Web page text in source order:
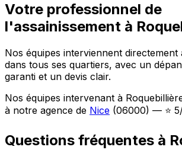
Votre professionnel de
l'assainissement à
Nos équipes interviennent directement
dans tous ses quartiers, avec un
garanti et un devis clair.
Nos équipes intervenant à
à notre agence de Nice (06000) — ⭐
Questions fréquentes à